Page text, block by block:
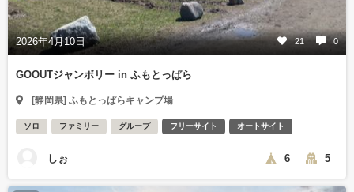
2026年4月10日 21 0
GOOUTジャンボリー in ふもとっぱら
[静岡県] ふもとっぱらキャンプ場
ソロ ファミリー グループ フリーサイト オートサイト
しぉ 6 5